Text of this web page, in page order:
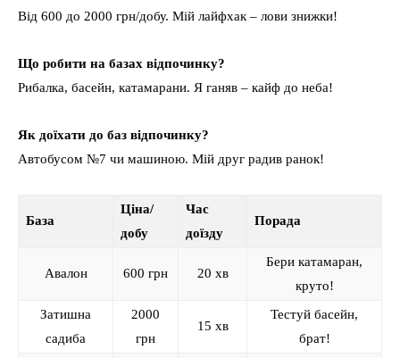
Від 600 до 2000 грн/добу. Мій лайфхак – лови знижки!
Що робити на базах відпочинку?
Рибалка, басейн, катамарани. Я ганяв – кайф до неба!
Як доїхати до баз відпочинку?
Автобусом №7 чи машиною. Мій друг радив ранок!
База
Ціна/
добу
Час
доїзду
Порада
Авалон 600 грн 20 хв
Бери катамаран,
круто!
Затишна
садиба
2000
грн
15 хв
Тестуй басейн,
брат!